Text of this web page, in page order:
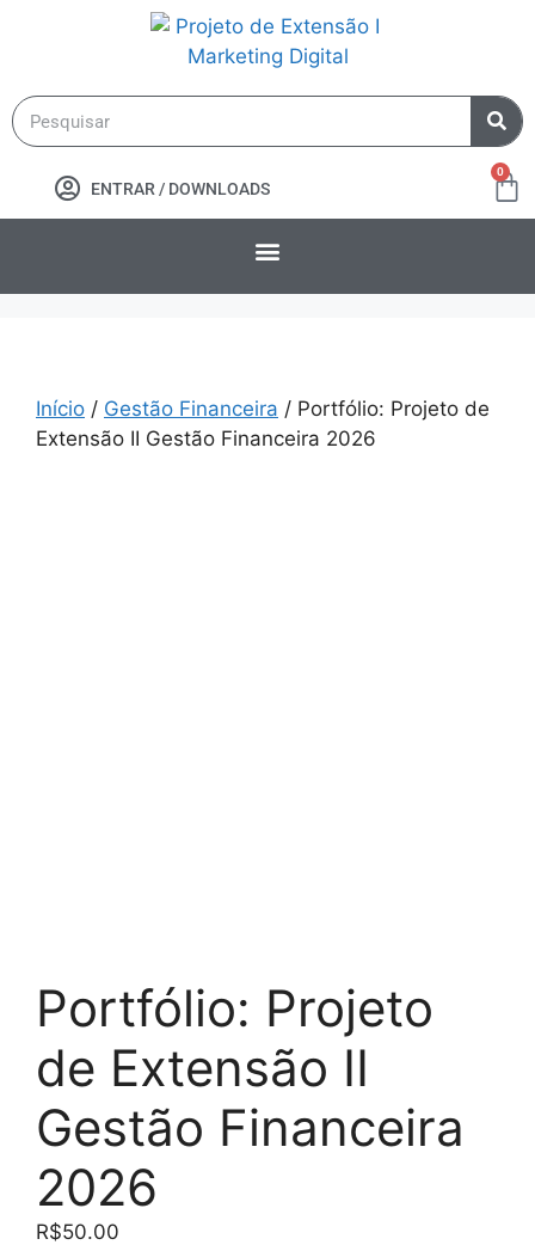
ENTRAR / DOWNLOADS
0
Início / Gestão Financeira / Portfólio: Projeto de
Extensão II Gestão Financeira 2026
Portfólio: Projeto
de Extensão II
Gestão Financeira
2026
R$50.00